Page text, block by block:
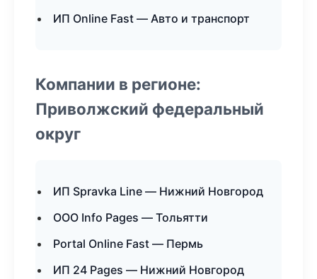
ИП Online Fast — Авто и транспорт
Компании в регионе:
Приволжский федеральный
округ
ИП Spravka Line — Нижний Новгород
ООО Info Pages — Тольятти
Portal Online Fast — Пермь
ИП 24 Pages — Нижний Новгород